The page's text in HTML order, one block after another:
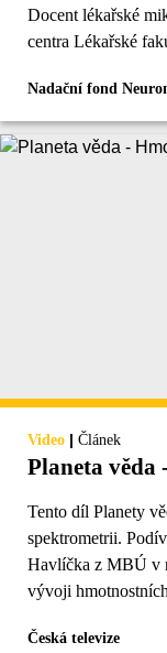
Docent lékařské
centra Lékařské
Nadační fond
Video | Článek
Planeta věda
Tento díl Planety
spektrometrii.
Havlíčka z MBÚ v
vývoji
Česká televize